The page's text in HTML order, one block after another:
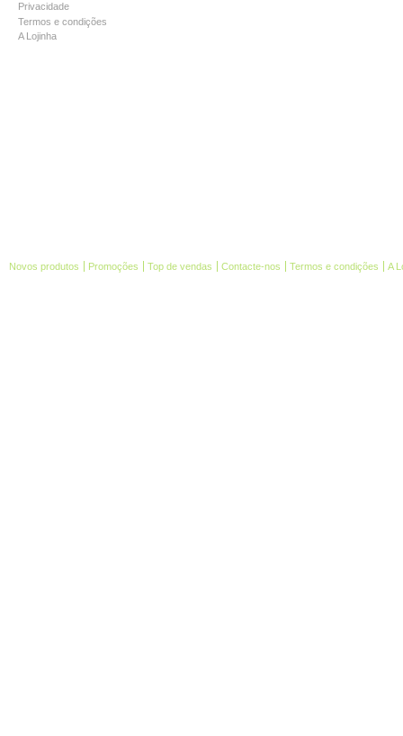
Privacidade
Termos e condições
A Lojinha
Novos produtos Promoções Top de vendas Contacte-nos Termos e condições A